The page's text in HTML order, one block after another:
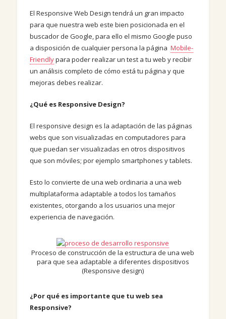
El Responsive Web Design tendrá un gran impacto
para que nuestra web este bien posicionada en el
buscador de Google, para ello el mismo Google puso
a disposición de cualquier persona la página Mobile-
Friendlypara poder realizar un test a tu web y recibir
un análisis completo de cómo está tu página y que
mejoras debes realizar.
¿Qué es Responsive Design?
El responsive design es la adaptación de las páginas
webs que son visualizadas en computadores para
que puedan ser visualizadas en otros dispositivos
que son móviles; por ejemplo smartphones y tablets.
Esto lo convierte de una web ordinaria a una web
multiplataforma adaptable a todos los tamaños
existentes, otorgando a los usuarios una mejor
experiencia de navegación.
Proceso de construcción de la estructura de una web
para que sea adaptable a diferentes dispositivos
(Responsive design)
¿Por qué es importante que tu web sea
Responsive?